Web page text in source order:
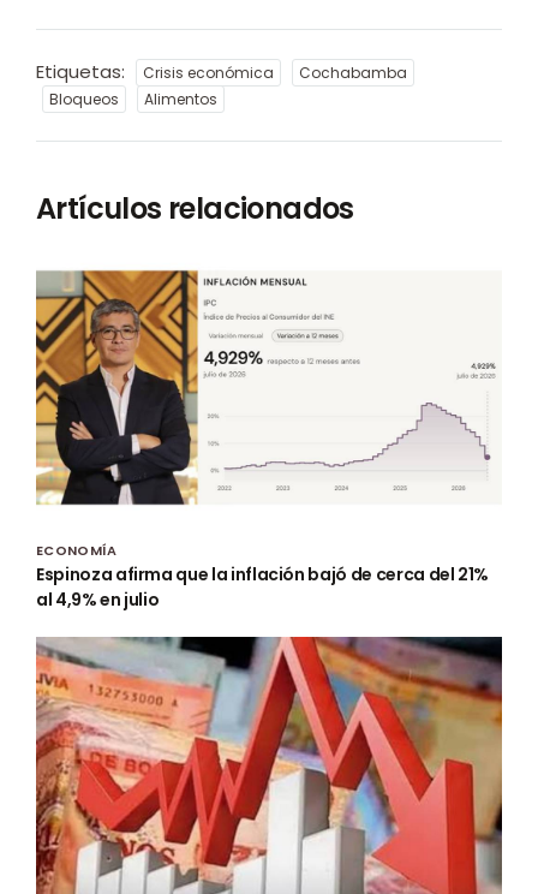
Etiquetas: Crisis económica
Cochabamba
Bloqueos
Alimentos
Artículos relacionados
ECONOMÍA
Espinoza afirma que la inflación bajó de cerca del 21%
al 4,9% en julio